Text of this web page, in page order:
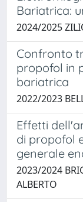
Bariatrica:
2024/2025
Confronto
propofol in
bariatrica
2022/2023
Effetti
di propofol
generale
2023/2024
ALBERTO